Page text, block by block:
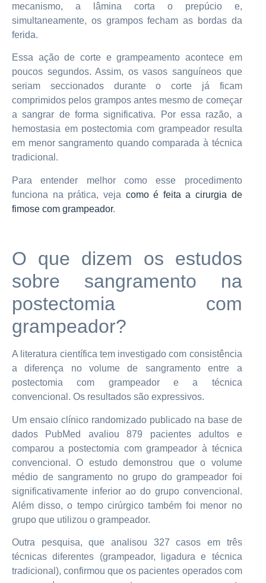
mecanismo, a lâmina corta o prepúcio e,
simultaneamente, os grampos fecham as bordas da
ferida.
Essa ação de corte e grampeamento acontece em
poucos segundos. Assim, os vasos sanguíneos que
seriam seccionados durante o corte já ficam
comprimidos pelos grampos antes mesmo de começar
a sangrar de forma significativa. Por essa razão, a
hemostasia em postectomia com grampeador resulta
em menor sangramento quando comparada à técnica
tradicional.
Para entender melhor como esse procedimento
funciona na prática, veja como é feita a cirurgia de
fimose com grampeador.
O que dizem os estudos
sobre sangramento na
postectomia com
grampeador?
A literatura científica tem investigado com consistência
a diferença no volume de sangramento entre a
postectomia com grampeador e a técnica
convencional. Os resultados são expressivos.
Um ensaio clínico randomizado publicado na base de
dados PubMed avaliou 879 pacientes adultos e
comparou a postectomia com grampeador à técnica
convencional. O estudo demonstrou que o volume
médio de sangramento no grupo do grampeador foi
significativamente inferior ao do grupo convencional.
Além disso, o tempo cirúrgico também foi menor no
grupo que utilizou o grampeador.
Outra pesquisa, que analisou 327 casos em três
técnicas diferentes (grampeador, ligadura e técnica
tradicional), confirmou que os pacientes operados com